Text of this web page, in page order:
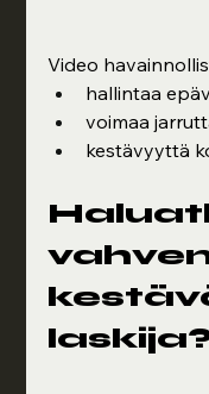
Video
hallintaa
voimaa
kestävyyttä